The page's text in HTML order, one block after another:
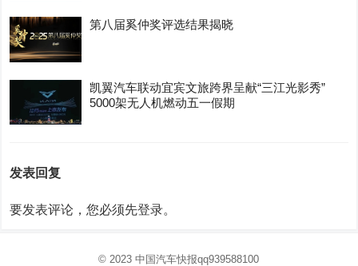
第八届奚仲奖评选结果揭晓
凯翼汽车联动宜宾文旅跨界呈献“三江光影秀”
5000架无人机燃动五一假期
发表回复
要发表评论，您必须先登录。
© 2023中国汽车快报qq939588100